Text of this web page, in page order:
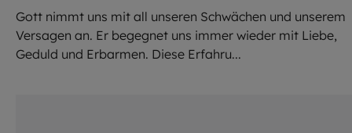
Gott nimmt uns mit all unseren Schwächen und unserem
Versagen an. Er begegnet uns immer wieder mit Liebe,
Geduld und Erbarmen. Diese Erfahru...